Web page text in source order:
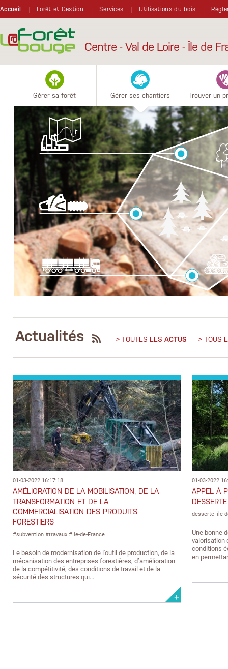
Accueil
Forêt et Gestion Services Utilisations du bois
Centre - Val de Loire - Île de
Gérer sa forêt Gérer ses chantiers Trouver un
Actualités > TOUTES LES ACTUS > TOUS
01-03-2022 16:17:18
AMÉLIORATION DE LA MOBILISATION, DE LA
TRANSFORMATION ET DE LA
COMMERCIALISATION DES PRODUITS
FORESTIERS
#subvention #travaux #Ile-de-France
Le besoin de modernisation de l'outil de production, de la
mécanisation des entreprises forestières, d’amélioration
de la compétitivité, des conditions de travail et de la
sécurité des structures qui...
+
01-03-2022
APPEL À
desserte ile-
Une bonne
valorisation
conditions
en